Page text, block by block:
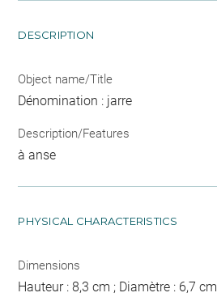
DESCRIPTION
Object name/Title
Dénomination : jarre
Description/Features
à anse
PHYSICAL CHARACTERISTICS
Dimensions
Hauteur : 8,3 cm ; Diamètre : 6,7 cm